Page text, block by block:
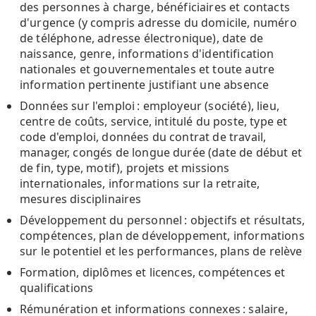
des personnes à charge, bénéficiaires et contacts
d'urgence (y compris adresse du domicile, numéro
de téléphone, adresse électronique), date de
naissance, genre, informations d'identification
nationales et gouvernementales et toute autre
information pertinente justifiant une absence
Données sur l'emploi : employeur (société), lieu,
centre de coûts, service, intitulé du poste, type et
code d'emploi, données du contrat de travail,
manager, congés de longue durée (date de début et
de fin, type, motif), projets et missions
internationales, informations sur la retraite,
mesures disciplinaires
Développement du personnel : objectifs et résultats,
compétences, plan de développement, informations
sur le potentiel et les performances, plans de relève
Formation, diplômes et licences, compétences et
qualifications
Rémunération et informations connexes : salaire,